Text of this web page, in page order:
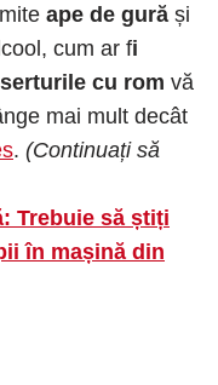
ape de gură și
cum ar fi
cu rom vă
mai mult decât
. (Continuați să
Trebuie să știți
în mașină din